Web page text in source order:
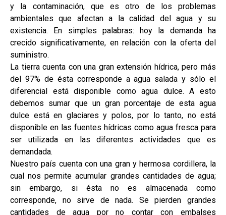
y la contaminación, que es otro de los problemas
ambientales que afectan a la calidad del agua y su
existencia. En simples palabras: hoy la demanda ha
crecido significativamente, en relación con la oferta del
suministro.
La tierra cuenta con una gran extensión hídrica, pero más
del 97% de ésta corresponde a agua salada y sólo el
diferencial está disponible como agua dulce. A esto
debemos sumar que un gran porcentaje de esta agua
dulce está en glaciares y polos, por lo tanto, no está
disponible en las fuentes hídricas como agua fresca para
ser utilizada en las diferentes actividades que es
demandada.
Nuestro país cuenta con una gran y hermosa cordillera, la
cual nos permite acumular grandes cantidades de agua;
sin embargo, si ésta no es almacenada como
corresponde, no sirve de nada. Se pierden grandes
cantidades de agua por no contar con embalses